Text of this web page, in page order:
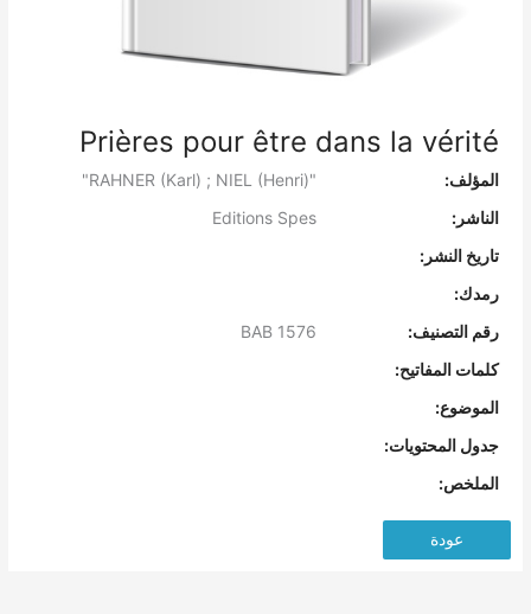
Prières pour être dans la vérité
المؤلف:
"RAHNER (Karl) ; NIEL (Henri)"
الناشر:
Editions Spes
تاريخ النشر:
رمدك:
رقم التصنيف:
كلمات المفاتيح:
الموضوع:
جدول المحتويات:
الملخص:
عودة